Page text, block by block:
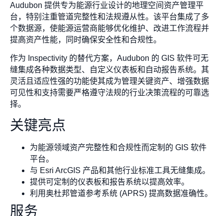
Audubon 提供专为能源行业设计的地理空间资产管理平
台，特别注重管道完整性和法规遵从性。该平台集成了多
个数据源，使能源运营商能够优化维护、改进工作流程并
提高资产性能，同时确保安全性和合规性。
作为 Inspectivity 的替代方案，Audubon 的 GIS 软件可无
缝集成各种数据类型、自定义仪表板和自动报告系统。其
灵活且适应性强的功能使其成为管理关键资产、增强数据
可见性和支持需要严格遵守法规的行业决策流程的可靠选
择。
关键亮点
为能源领域资产完整性和合规性而定制的 GIS 软件
平台。
与 Esri ArcGIS 产品和其他行业标准工具无缝集成。
提供可定制的仪表板和报告系统以提高效率。
利用奥杜邦管道参考系统 (APRS) 提高数据准确性。
服务